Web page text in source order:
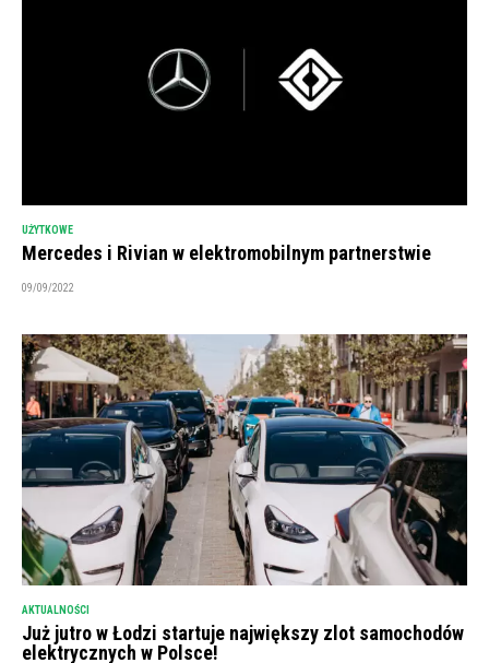
UŻYTKOWE
Mercedes i Rivian w elektromobilnym partnerstwie
09/09/2022
AKTUALNOŚCI
Już jutro w Łodzi startuje największy zlot samochodów
elektrycznych w Polsce!